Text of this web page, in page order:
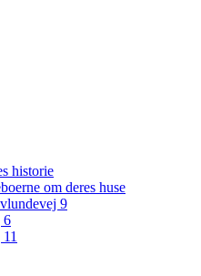
historie
om deres huse
9
6